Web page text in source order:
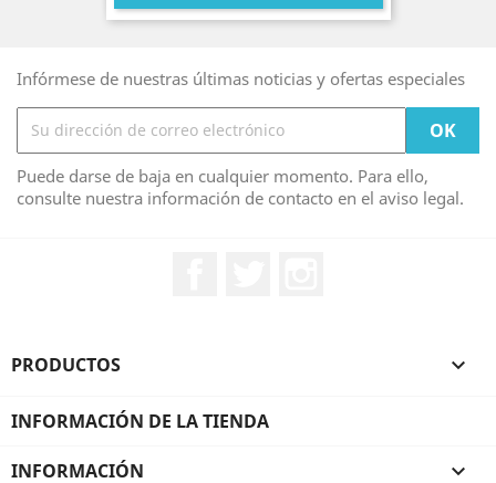
Infórmese de nuestras últimas noticias y ofertas especiales
Puede darse de baja en cualquier momento. Para ello,
consulte nuestra información de contacto en el aviso legal.
PRODUCTOS 
INFORMACIÓN DE LA TIENDA
INFORMACIÓN 